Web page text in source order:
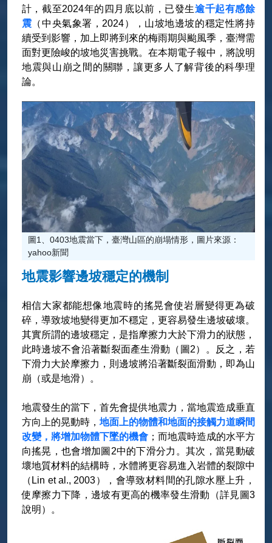
計，截至2024年的四月底以前，已發生逾千起有感餘
震 （中央氣象署，2024），山坡地邊坡的穩定性將持
續受到影響，加上即將到來的梅雨期與颱風季，臺灣需
面對更險峻的坡地災害挑戰。在本期電子報中，將說明
地震與山崩之間的關聯，讓更多人了解背後的科學理
論。
圖1、0403地震當下，臺灣山區的崩塌情形，圖片來源：
yahoo新聞
地震影響邊坡穩定的機制
相信大家都能想像地震時的搖晃會使岩層變得更為破
碎，導致坡地變得更加不穩定，更容易發生邊坡破壞。
其實所謂的邊坡穩定，是指摩擦力大於下滑力的狀態，
此時邊坡不會沿著斷裂面產生滑動（圖2）。反之，若
下滑力大於摩擦力，則邊坡將沿著斷裂面滑動，即為山
崩（或是地滑）。
地震發生的當下，首先會提供地震力，當地震造成垂直
方向上的晃動時， 地面上的物體和地面的接觸力道瞬間
改變，將增加物體下墜的機會；而地震時造成的水平方
向搖晃，也會增加圖2中的下滑分力。其次，當晃動破
壞地質材料的結構時，水體將更容易進入岩體的裂隙中
（Lin et al., 2003），會導致材料間的孔隙水壓上升，
使摩擦力下降，邊坡有更高的機率發生滑動（詳見圖3
說明）。